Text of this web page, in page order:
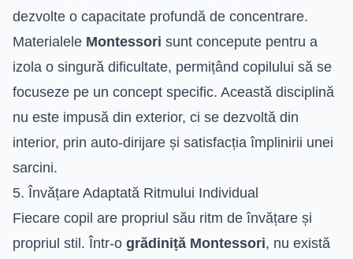
dezvolte o capacitate profundă de concentrare.
Materialele Montessori sunt concepute pentru a
izola o singură dificultate, permițând copilului să se
focuseze pe un concept specific. Această disciplină
nu este impusă din exterior, ci se dezvoltă din
interior, prin auto-dirijare și satisfacția împlinirii unei
sarcini.
5. Învățare Adaptată Ritmului Individual
Fiecare copil are propriul său ritm de învățare și
propriul stil. Într-o grădiniță Montessori, nu există